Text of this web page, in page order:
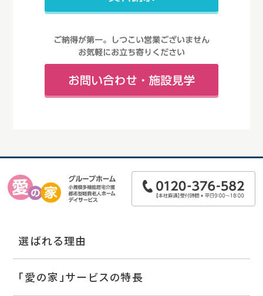
選ばれる理由
「愛の家」サービスの特長